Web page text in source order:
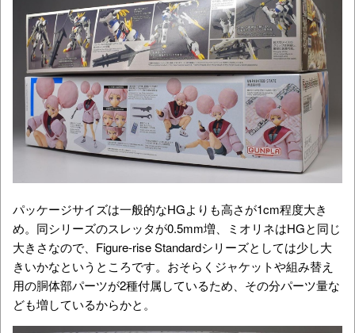
パッケージサイズは一般的なHGよりも高さが1cm程度大き
め。同シリーズのスレッタが0.5mm増、ミオリネはHGと同じ
大きさなので、Figure-rise Standardシリーズとしては少し大
きいかなというところです。おそらくジャケットや組み替え
用の胴体部パーツが2種付属しているため、その分パーツ量な
ども増しているからかと。